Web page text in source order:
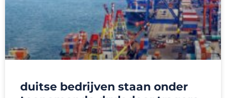
duitse bedrijven staan onder